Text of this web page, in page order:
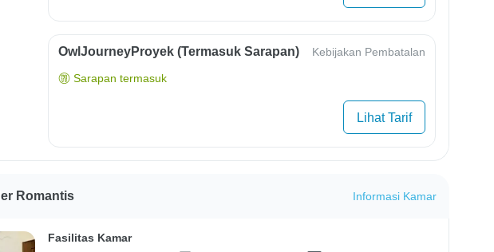
OwlJourneyProyek (Termasuk Sarapan) Kebijakan Pembatalan
Sarapan termasuk
Lihat Tarif
Romantis Informasi Kamar
Fasilitas Kamar